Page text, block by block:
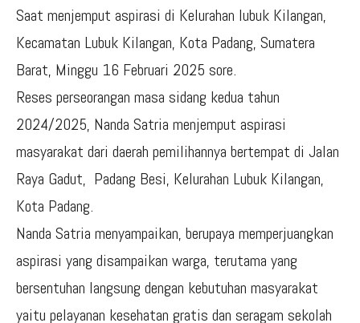
Saat menjemput aspirasi di Kelurahan lubuk Kilangan,
Kecamatan Lubuk Kilangan, Kota Padang, Sumatera
Barat, Minggu 16 Februari 2025 sore.
Reses perseorangan masa sidang kedua tahun
2024/2025, Nanda Satria menjemput aspirasi
masyarakat dari daerah pemilihannya bertempat di Jalan
Raya Gadut, Padang Besi, Kelurahan Lubuk Kilangan,
Kota Padang.
Nanda Satria menyampaikan, berupaya memperjuangkan
aspirasi yang disampaikan warga, terutama yang
bersentuhan langsung dengan kebutuhan masyarakat
yaitu pelayanan kesehatan gratis dan seragam sekolah